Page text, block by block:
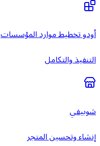
أودو تخطيط موارد المؤسسات
التنفيذ والتكامل
شوبيفي
إنشاء وتحسين المتجر